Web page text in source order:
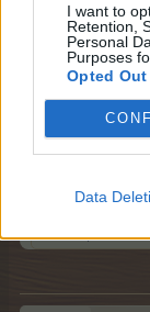
I want to
Retention,
Personal
Purposes
Opted Out
Data
За реда
Трябва ли да
телескопи?
Ами ...
всички
13.11.25
.TAINNA.,